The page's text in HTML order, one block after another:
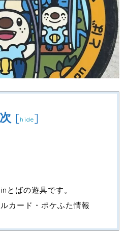
[hide]
とばの遊具です。
カード・ポケふた情報